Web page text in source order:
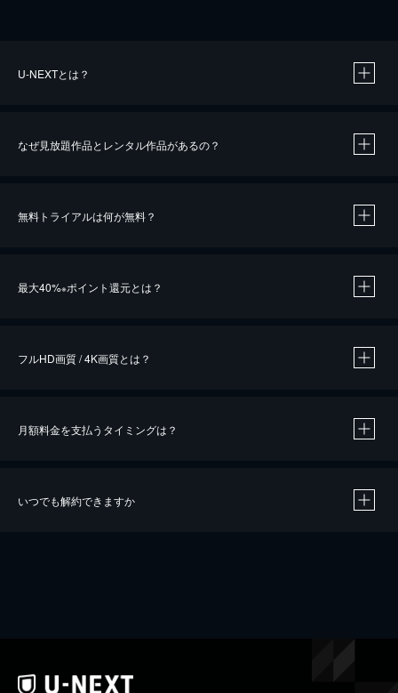
U-NEXTとは？
なぜ見放題作品とレンタル作品があるの？
無料トライアルは何が無料？
最大40%※ポイント還元とは？
※40％ポイント還元の対象は、クレジットカード決済による作品の購入 / レンタルです。
フルHD画質 / 4K画質とは？
月額料金を支払うタイミングは？
いつでも解約できますか